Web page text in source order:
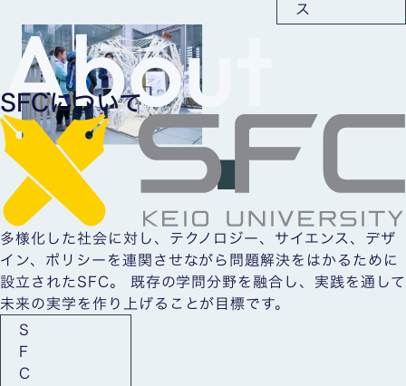
ス
SFCについて
About
多様化した社会に対し、テクノロジー、サイエンス、デザ
イン、ポリシーを連関させながら問題解決をはかるために
設立されたSFC。 既存の学問分野を融合し、実践を通して
未来の実学を作り上げることが目標です。
S
F
C